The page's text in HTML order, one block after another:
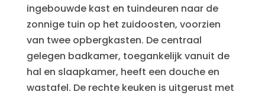
ingebouwde kast en tuindeuren naar de
zonnige tuin op het zuidoosten, voorzien
van twee opbergkasten. De centraal
gelegen badkamer, toegankelijk vanuit de
hal en slaapkamer, heeft een douche en
wastafel. De rechte keuken is uitgerust met